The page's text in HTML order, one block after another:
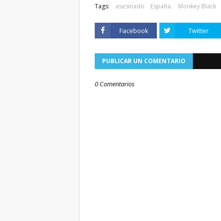
Tags: asesinado España. Monkey Black
Facebook Twitter
PUBLICAR UN COMENTARIO
0 Comentarios